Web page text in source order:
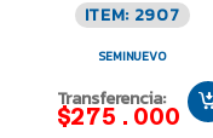
ITEM: 2907
SEMINUEVO
Transferencia:
$275.000